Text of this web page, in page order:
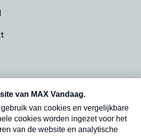
en dinsdagochtend in
Verzend